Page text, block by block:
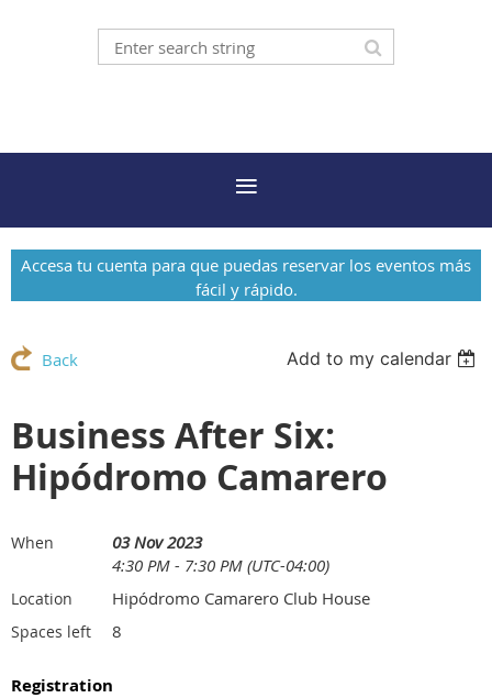
Accesa tu cuenta para que puedas reservar los eventos más
fácil y rápido.
Back Add to my calendar
Business After Six:
Hipódromo Camarero
When
03 Nov 2023
4:30 PM - 7:30 PM (UTC-04:00)
Location Hipódromo Camarero Club House
Spaces left 8
Registration